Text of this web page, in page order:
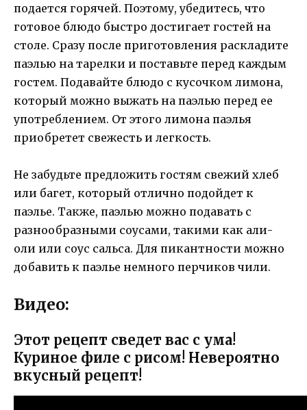
подается горячей. Поэтому, убедитесь, что
готовое блюдо быстро достигает гостей на
столе. Сразу после приготовления раскладите
паэлью на тарелки и поставьте перед каждым
гостем. Подавайте блюдо с кусочком лимона,
который можно выжать на паэлью перед ее
употреблением. От этого лимона паэлья
приобретет свежесть и легкость.
Не забудьте предложить гостям свежий хлеб
или багет, который отлично подойдет к
паэлье. Также, паэлью можно подавать с
разнообразными соусами, такими как али-
оли или соус сальса. Для пикантности можно
добавить к паэлье немного перчиков чили.
Видео:
Этот рецепт сведет вас с ума!
Куриное филе с рисом! Невероятно
вкусный рецепт!